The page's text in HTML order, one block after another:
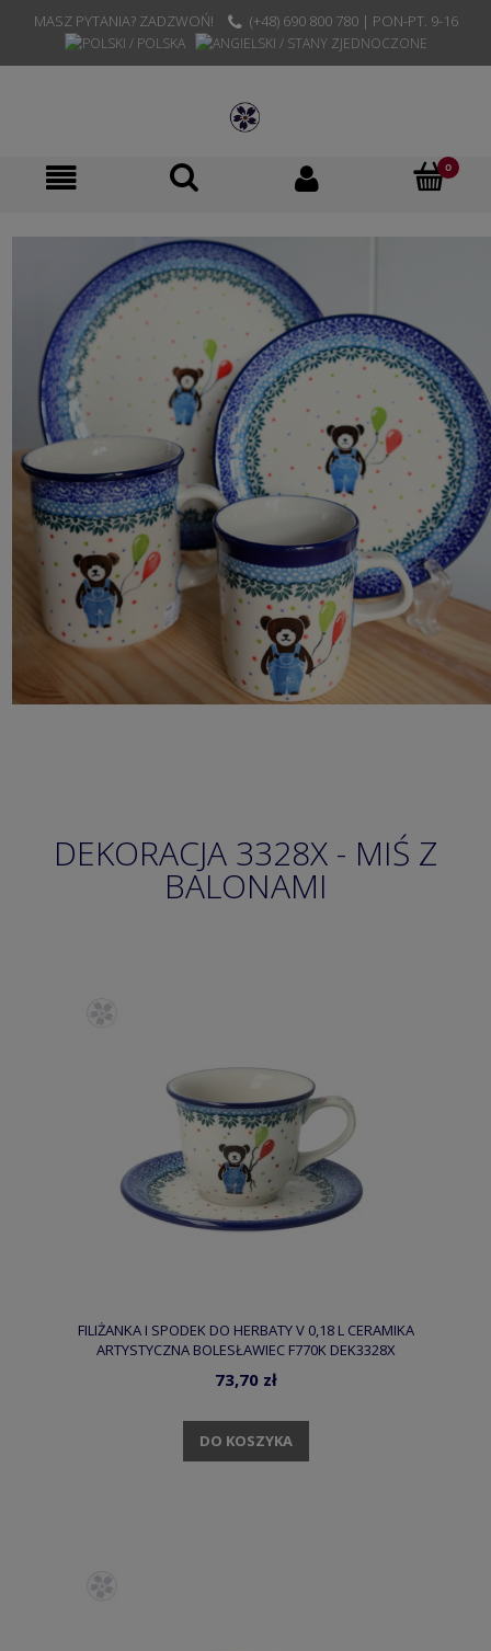
MASZ PYTANIA? ZADZWOŃ! (+48) 690 800 780 | PON-PT. 9-16
DEKORACJA 3328X - MIŚ Z
BALONAMI
FILIŻANKA I SPODEK DO HERBATY V 0,18 L CERAMIKA
ARTYSTYCZNA BOLESŁAWIEC F770K DEK3328X
73,70 zł
DO KOSZYKA